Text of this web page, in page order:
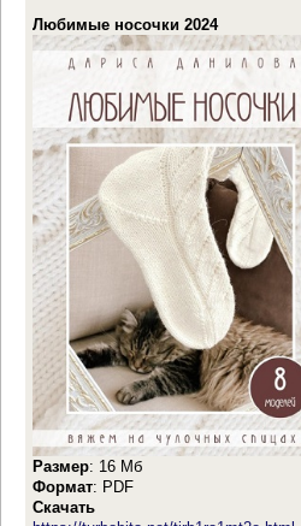
Любимые носочки 2024
Размер: 16 Мб
Формат: PDF
Скачать